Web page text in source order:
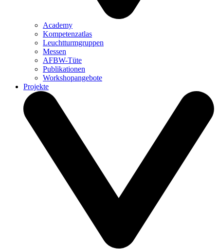
Academy
Kompetenzatlas
Leuchtturm­gruppen
Messen
AFBW-Tüte
Publikationen
Workshopangebote
Projekte